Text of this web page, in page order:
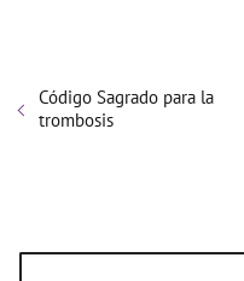
Código Sagrado para la
trombosis